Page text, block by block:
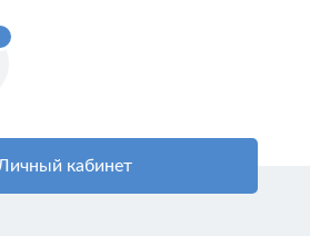
кабинет